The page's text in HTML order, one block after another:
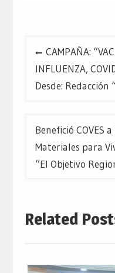
Navegación
entradas
CAMPAÑA:
INFLUENZA,
Desde: Redacción
Benefició COVES
Materiales para
“El Objetivo
Related